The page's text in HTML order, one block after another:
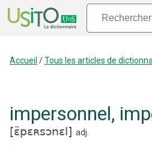
Accueil /Tous les articles de
impersonnel,
[ɛ̃pɛʀsɔnɛl ] adj.